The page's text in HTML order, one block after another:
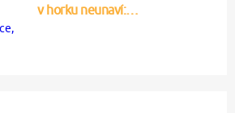
v horku neunaví:…